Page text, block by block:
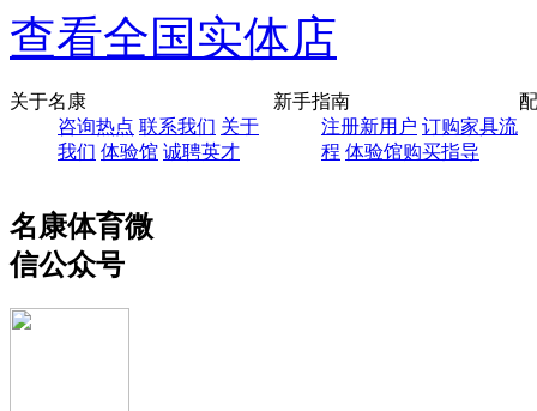
查看全国实体店
关于名康
咨询热点 联系我们 关于
我们 体验馆 诚聘英才
新手指南
注册新用户 订购家具流
程 体验馆购买指导
名康体育微
信公众号